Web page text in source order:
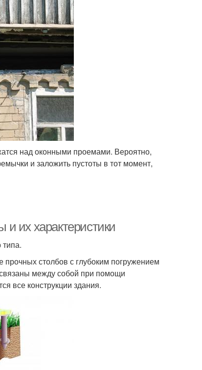
над оконными проемами. Вероятно,
и заложить пустоты в тот момент,
их характеристики
столбов с глубоким погружением
между собой при помощи
все конструкции здания.